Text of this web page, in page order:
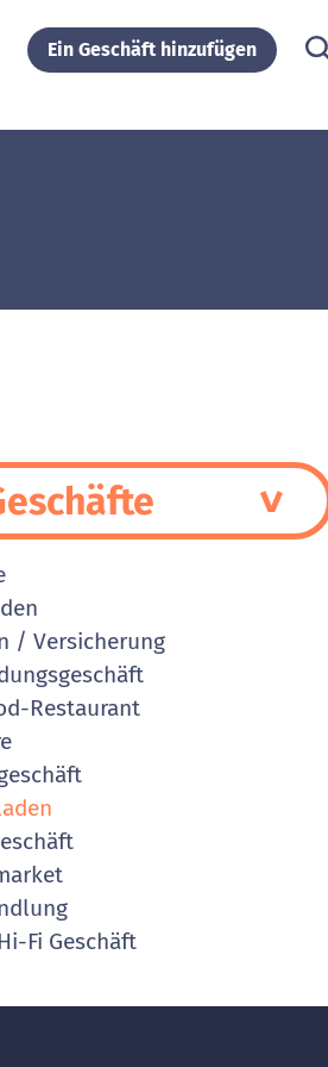
Ein Geschäft hinzufügen
/ Versicherung
Restaurant
Fi Geschäft